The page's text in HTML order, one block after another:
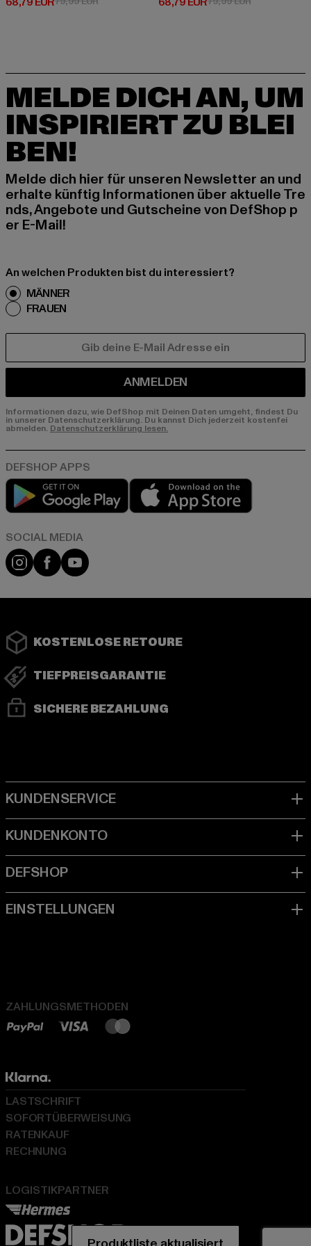
MELDE DICH AN, UM
INSPIRIERT ZU BLEI
BEN!
Melde dich hier für unseren Newsletter an und
erhalte künftig Informationen über aktuelle Tre
nds, Angebote und Gutscheine von DefShop p
er E-Mail!
An welchen Produkten bist du interessiert?
MÄNNER
FRAUEN
ANMELDEN
Informationen dazu, wie DefShop mit Deinen Daten umgeht, findest Du
in unserer Datenschutzerklärung. Du kannst Dich jederzeit kostenfei
abmelden. Datenschutzerklärung lesen.
Play market
Instagram
FacebookYouTube
KOSTENLOSE RETOURE
TIEFPREISGARANTIE
SICHERE BEZAHLUNG
ZAHLUNGSMETHODEN
LOGISTIKPARTNER
LASTSCHRIFT
SOFORTÜBERWEISUNG
RATENKAUF
RECHNUNG